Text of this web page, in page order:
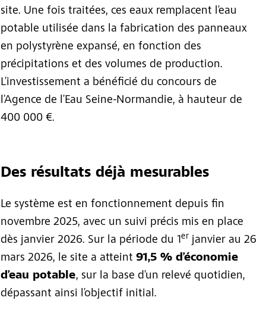
site. Une fois traitées, ces eaux remplacent l’eau
potable utilisée dans la fabrication des panneaux
en polystyrène expansé, en fonction des
précipitations et des volumes de production.
L’investissement a bénéficié du concours de
l’Agence de l’Eau Seine-Normandie, à hauteur de
400 000 €.
Des résultats déjà mesurables
Le système est en fonctionnement depuis fin
novembre 2025, avec un suivi précis mis en place
dès janvier 2026. Sur la période du 1er janvier au 26
mars 2026, le site a atteint 91,5 % d’économie
d’eau potable, sur la base d’un relevé quotidien,
dépassant ainsi l’objectif initial.